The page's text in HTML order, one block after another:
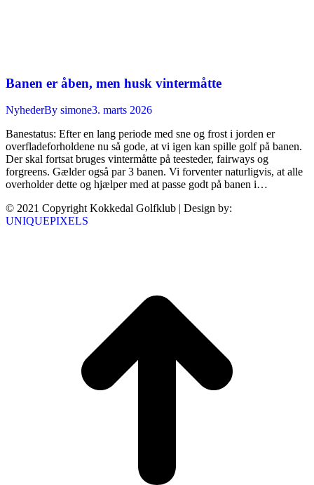
Banen er åben, men husk vintermåtte
NyhederBy simone3. marts 2026
Banestatus: Efter en lang periode med sne og frost i jorden er
overfladeforholdene nu så gode, at vi igen kan spille golf på banen.
Der skal fortsat bruges vintermåtte på teesteder, fairways og
forgreens. Gælder også par 3 banen. Vi forventer naturligvis, at alle
overholder dette og hjælper med at passe godt på banen i…
© 2021 Copyright Kokkedal Golfklub | Design by:
UNIQUEPIXELS